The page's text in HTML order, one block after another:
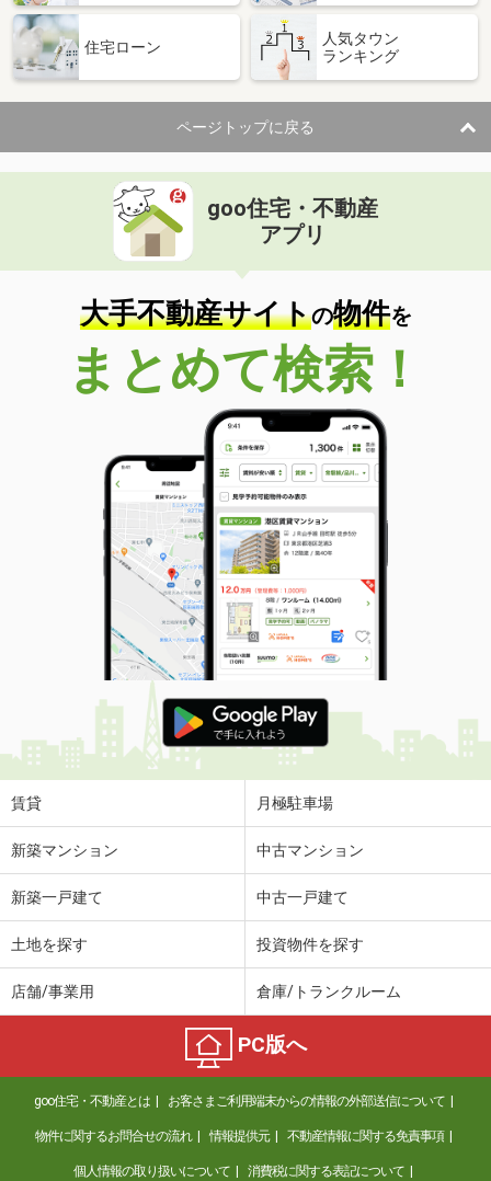
静岡県裾野市岩波
住 所
静岡県裾野市岩波
専有面積 31.4m²
間取り
1K
静岡県浜松市浜名区都田町
価 格
住 所
静岡県浜松市浜名区都田町
専有面積 26.49m²
間取り
1K
静岡県焼津市三ケ名
価 格
6万円
静岡県焼津市三ケ名
44.32m²
間取り
1LDK
静岡県浜松市浜名区寺島
価 格
5.90万円
住 所
静岡県浜松市浜名区寺島
専有面積 48.18m²
間取り
1LDK
静岡県掛川市逆川
価 格
5.50万円
住 所
静岡県掛川市逆川
専有面積
静岡県磐田市見付
4.10万円
静岡県浜松市中央区和合町
3.50万円
住 所
静岡県浜松市中央区和合町
専有面積 24.98m²
間取り
1K
静岡県湖西市古見
住宅ローン
人気タウン
ランキング
ページトップに戻る
goo住宅・不動産
アプリ
大手不動産サイトの物件を
まとめて検索！
賃貸 月極駐車場
新築マンション 中古マンション
新築一戸建て 中古一戸建て
土地を探す 投資物件を探す
店舗/事業用 倉庫/トランクルーム
PC版へ
goo住宅・不動産とは お客さまご利用端末からの情報の外部送信について
物件に関するお問合せの流れ 情報提供元 不動産情報に関する免責事項
個人情報の取り扱いについて 消費税に関する表記について